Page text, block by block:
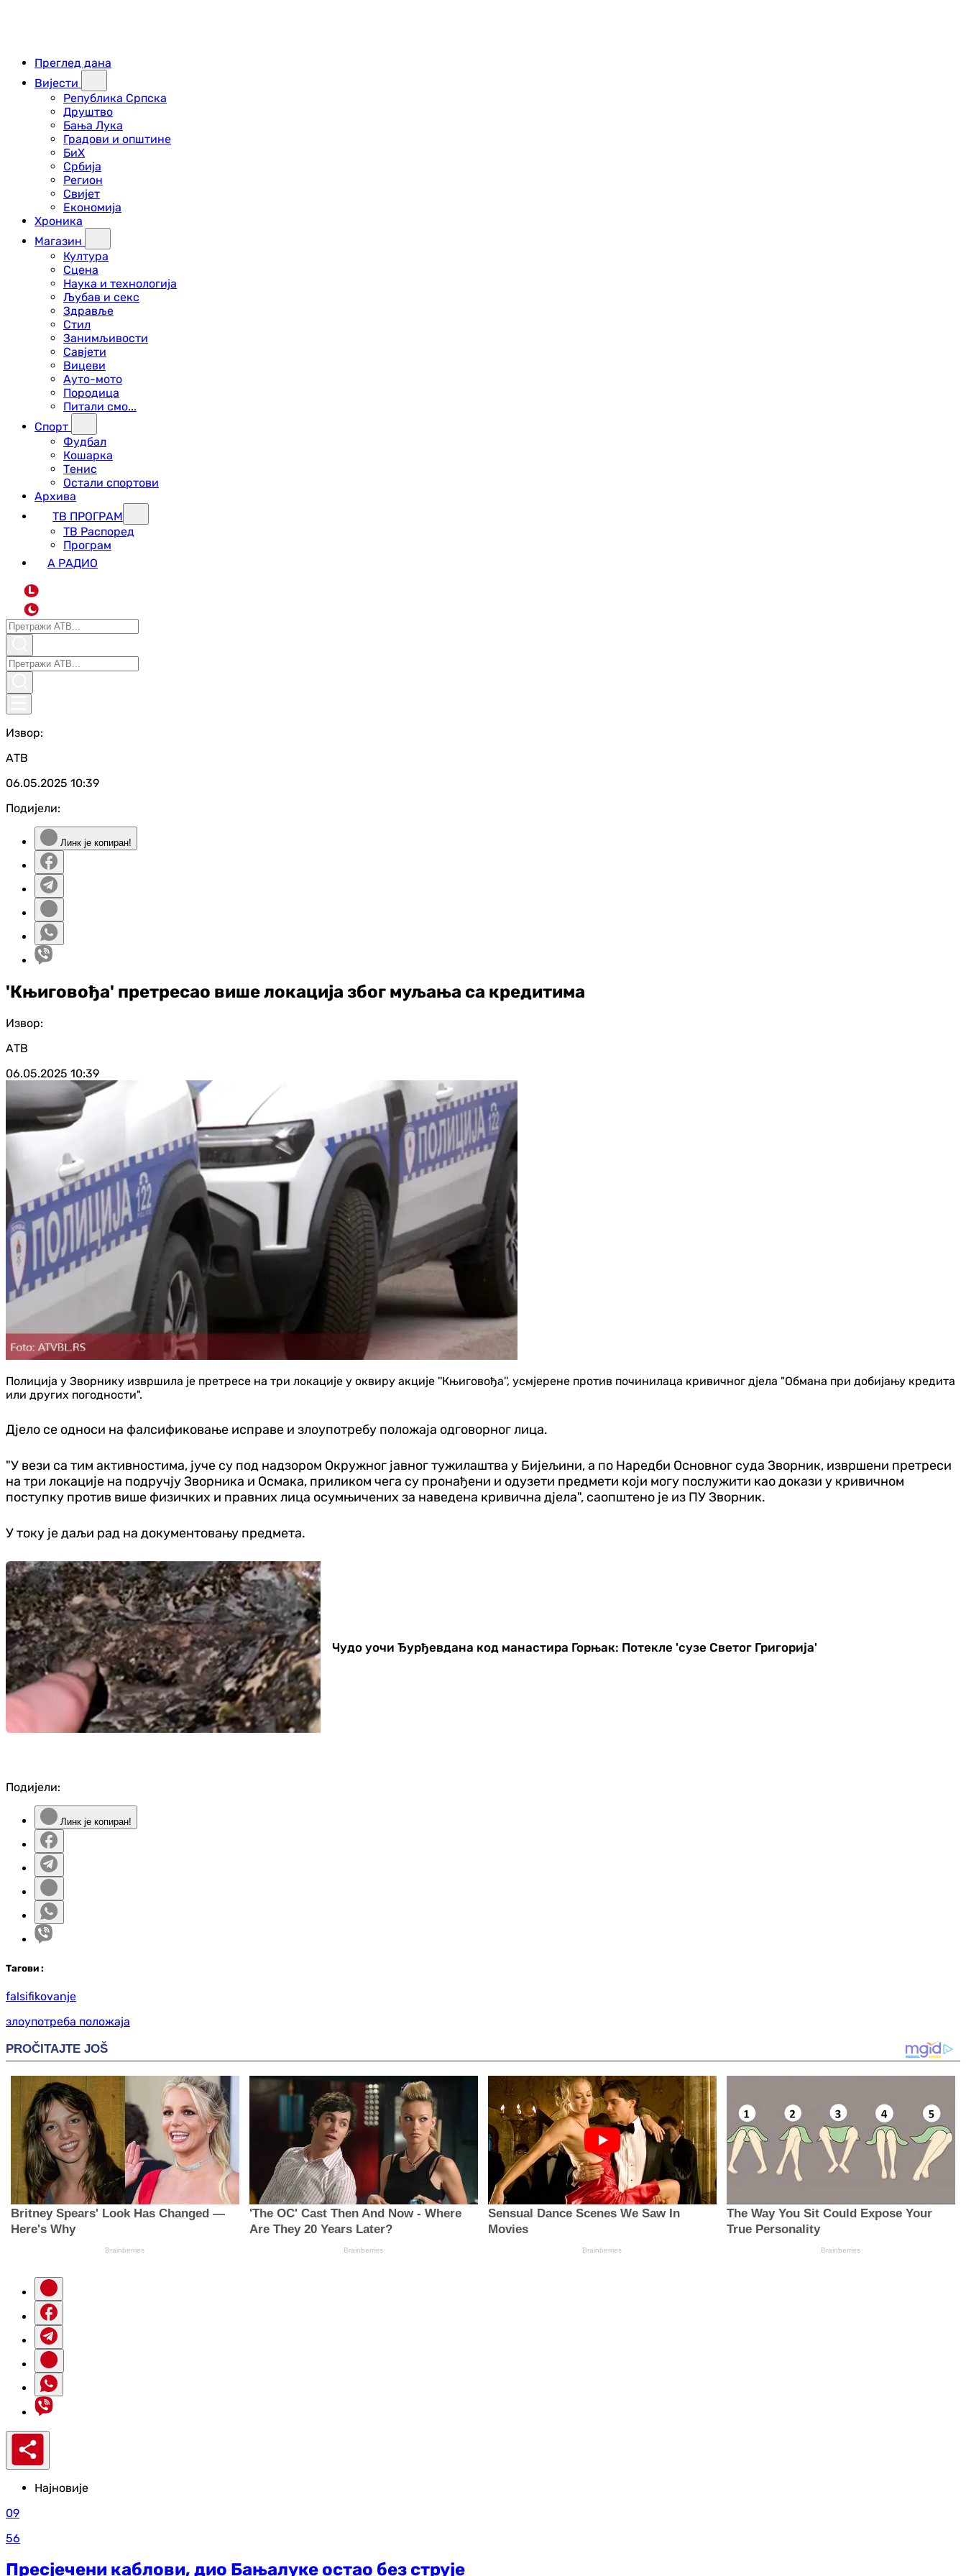
Преглед дана
Вијести
Република Српска
Друштво
Бања Лука
Градови и општине
БиХ
Србија
Регион
Свијет
Економија
Хроника
Магазин
Култура
Сцена
Наука и технологија
Љубав и секс
Здравље
Стил
Занимљивости
Савјети
Вицеви
Ауто-мото
Породица
Питали смо...
Спорт
Фудбал
Кошарка
Тенис
Остали спортови
Архива
ТВ ПРОГРАМ
ТВ Распоред
Програм
А РАДИО
L
Извор:
АТВ
06.05.2025 10:39
Подијели:
Линк је копиран!
'Књиговођа' претресао више локација због муљања са кредитима
Извор:
АТВ
06.05.2025 10:39
Полиција у Зворнику извршила је претресе на три локације у оквиру акције ''Књиговођа'', усмјерене против починилаца кривичног дјела "Обмана при добијању кредита
или других погодности".
Дјело се односи на фалсификовање исправе и злоупотребу положаја одговорног лица.
"У вези са тим активностима, јуче су под надзором Окружног јавног тужилаштва у Бијељини, а по Наредби Основног суда Зворник, извршени претреси
на три локације на подручју Зворника и Осмака, приликом чега су пронађени и одузети предмети који могу послужити као докази у кривичном
поступку против више физичких и правних лица осумњичених за наведена кривична дјела", саопштено је из ПУ Зворник.
У току је даљи рад на документовању предмета.
Чудо уочи Ђурђевдана код манастира Горњак: Потекле 'сузе Светог Григорија'
Подијели:
Линк је копиран!
Тагови :
falsifikovanje
злоупотреба положаја
Најновије
09
56
Пресјечени каблови, дио Бањалуке остао без струје